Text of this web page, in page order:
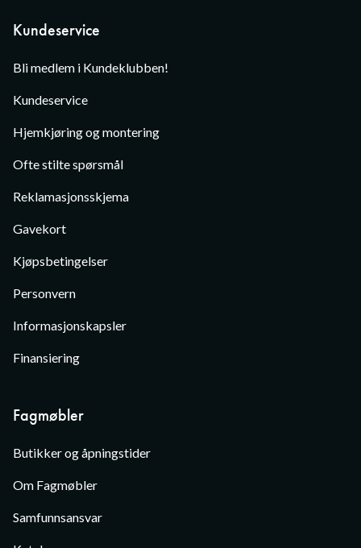
Kundeservice
Bli medlem i Kundeklubben!
Kundeservice
Hjemkjøring og montering
Ofte stilte spørsmål
Reklamasjonsskjema
Gavekort
Kjøpsbetingelser
Personvern
Informasjonskapsler
Finansiering
Fagmøbler
Butikker og åpningstider
Om Fagmøbler
Samfunnsansvar